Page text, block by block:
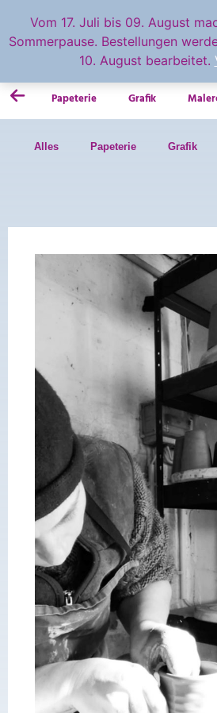
Vom 17. Juli bis 09. August
Sommerpause. Bestellungen
10. August bearbeitet.
Papeterie Grafik
Alles Papeterie Grafik